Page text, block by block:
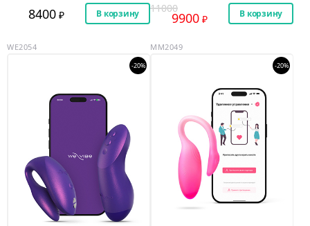
8400 В корзину 11000
9900 В корзину
WE2054
-20%
MM2049
-20%